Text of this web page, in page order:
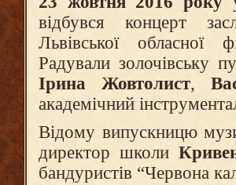
відбувся концерт
Львівської
Радували золочівську
Ірина Жовтолист,
академічний
Відому випускницю
директор школи
бандуристів “Червона